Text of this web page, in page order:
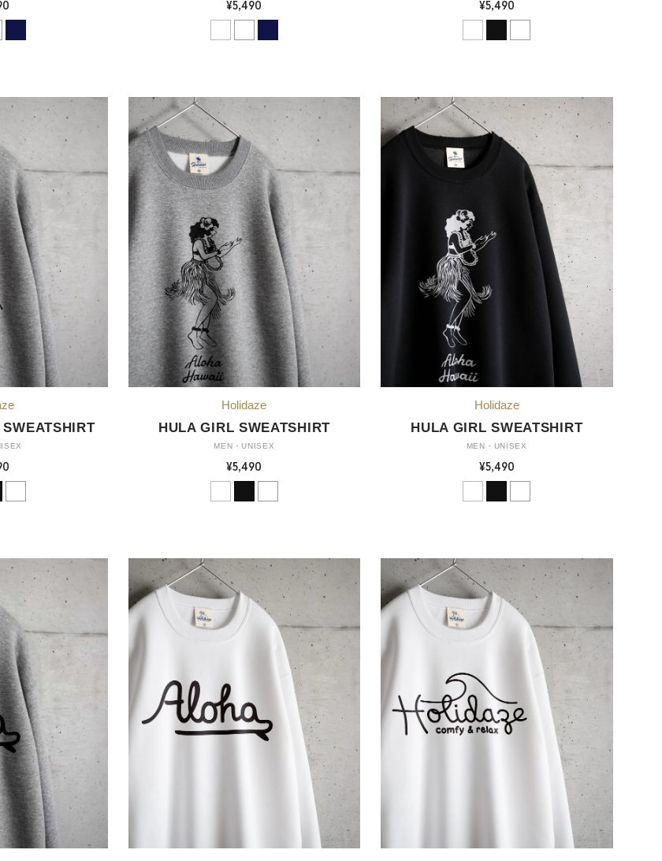
¥5,490 ¥5,490
HULA GIRL SWEATSHIRT
MEN・UNISEX
¥5,490
HULA GIRL SWEATSHIRT
MEN・UNISEX
¥5,490